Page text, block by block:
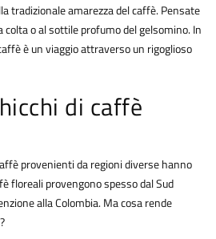
tradizionale amarezza del caffè. Pensate
colta o al sottile profumo del gelsomino. In
è un viaggio attraverso un rigoglioso
di caffè
provenienti da regioni diverse hanno
floreali provengono spesso dal Sud
alla Colombia. Ma cosa rende